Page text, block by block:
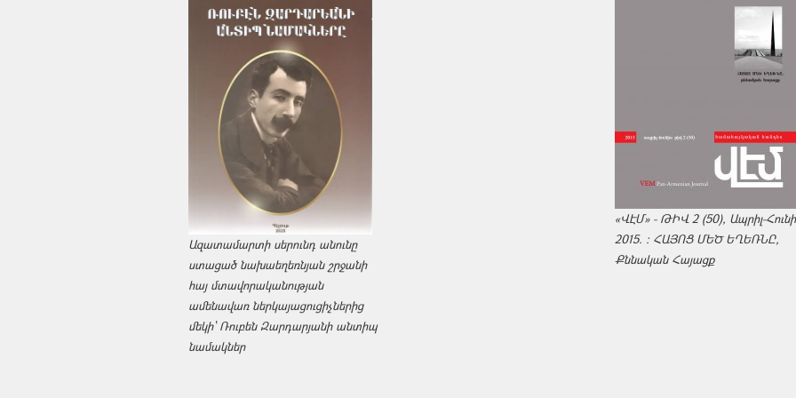
Ազատամարտի սերունդ անունը
ստացած նախաեղեռնյան շրջանի
հայ մտավորականության
ամենավառ ներկայացուցիչներից
մեկի՝ Ռուբեն Զարդարյանի անտիպ
նամակներ
«ՎԷՄ» - ԹԻՎ 2 (50), Ապրիլ-
2015. : ՀԱՅՈՑ ՄԵԾ ԵՂԵՌՆԸ,
Քննական Հայացք